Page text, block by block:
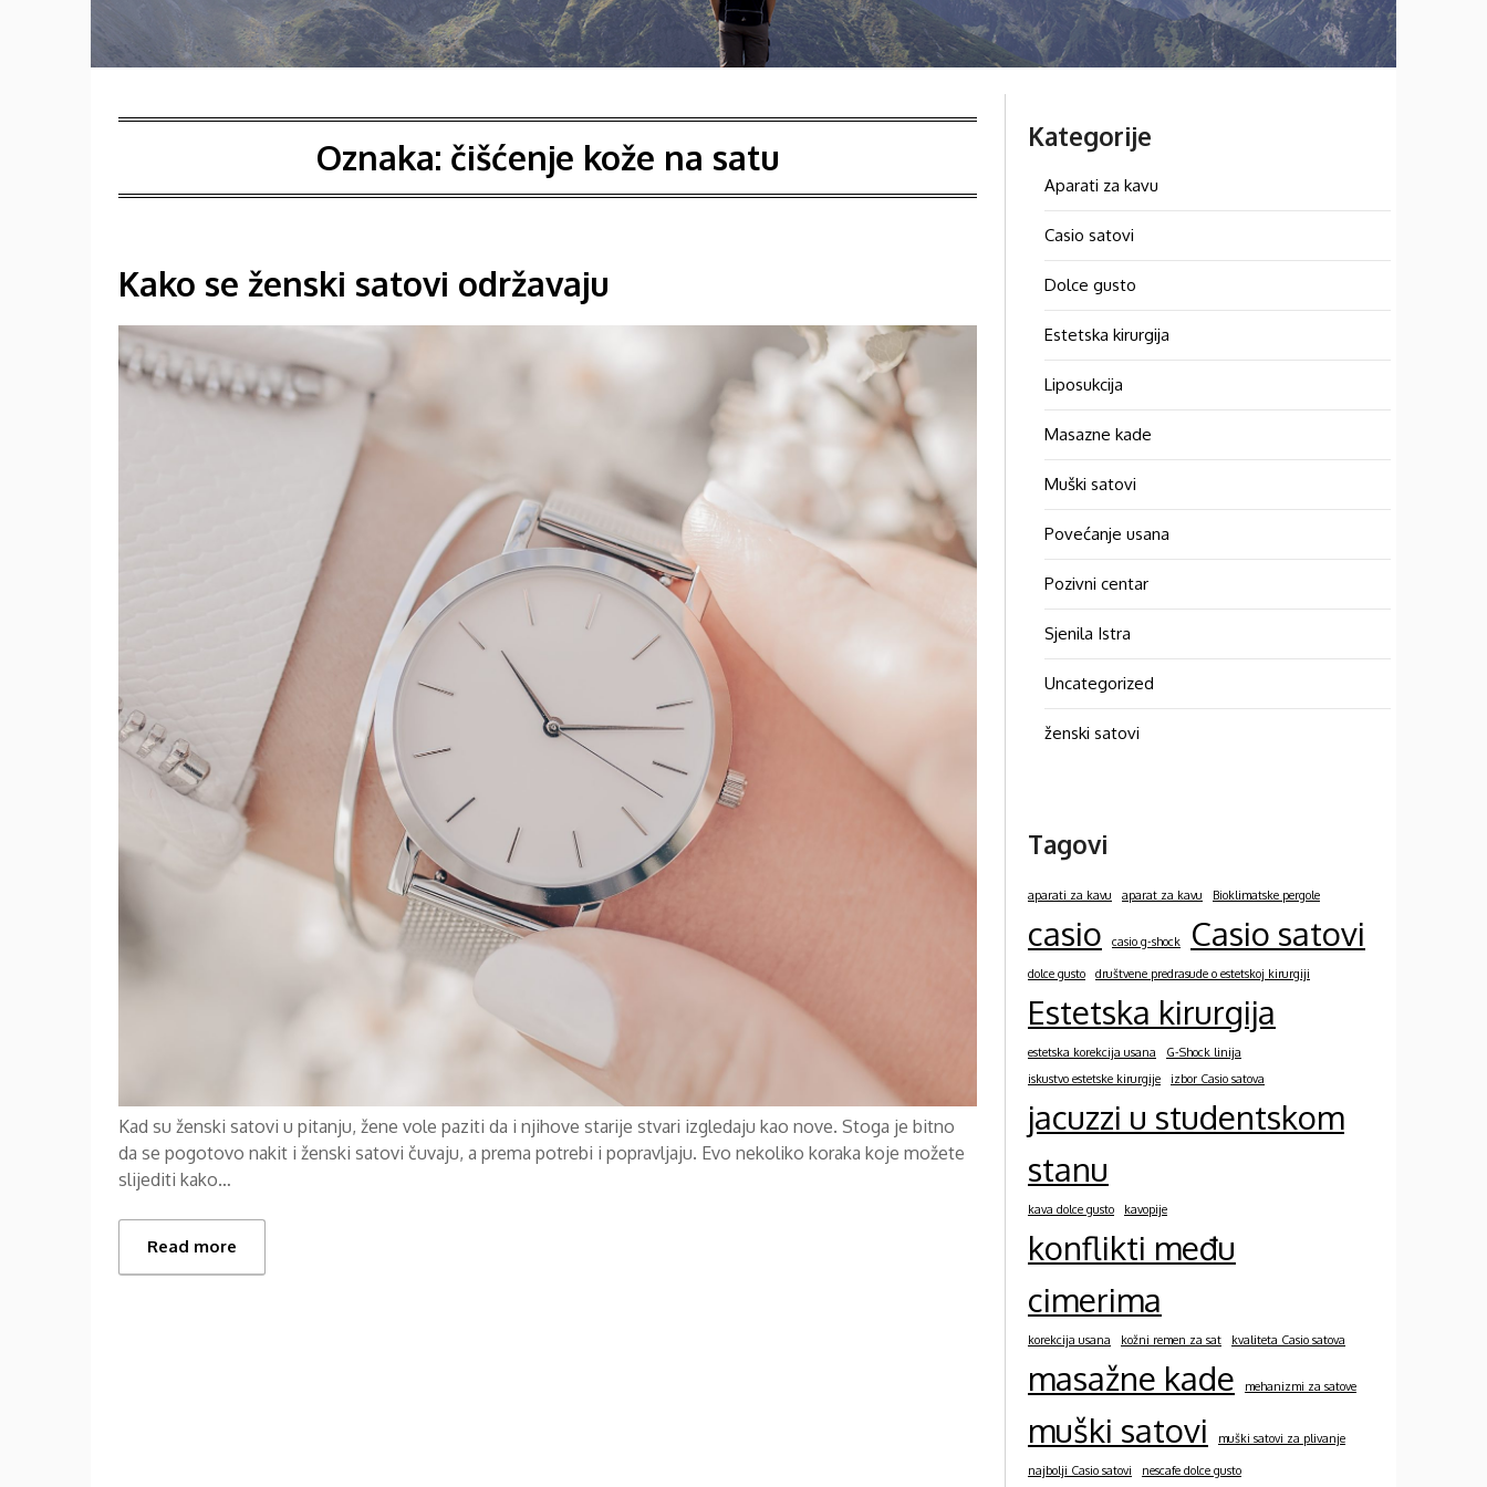
Oznaka: čišćenje kože na satu
Kako se ženski satovi održavaju
Kad su ženski satovi u pitanju, žene vole paziti da i njihove starije stvari izgledaju kao nove. Stoga je bitno
da se pogotovo nakit i ženski satovi čuvaju, a prema potrebi i popravljaju. Evo nekoliko koraka koje možete
slijediti kako…
Read more
Kategorije
Aparati za kavu
Casio satovi
Dolce gusto
Estetska kirurgija
Liposukcija
Masazne kade
Muški satovi
Povećanje usana
Pozivni centar
Sjenila Istra
Uncategorized
ženski satovi
Tagovi
aparati za kavu aparat za kavu Bioklimatske pergole
casio casio g-shock Casio satovi
dolce gusto društvene predrasude o estetskoj kirurgiji
Estetska kirurgija
estetska korekcija usana
G-Shock linija
iskustvo estetske kirurgije
izbor Casio satova
jacuzzi u studentskom
stanu
kava dolce gusto kavopije
konflikti među
cimerima
korekcija usana kožni remen za sat kvaliteta Casio satova
masažne kade mehanizmi za satove
muški satovi muški satovi za plivanje
najbolji Casio satovi nescafe dolce gusto